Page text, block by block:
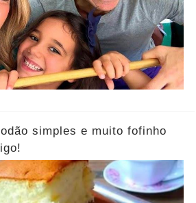
simples e muito fofinho